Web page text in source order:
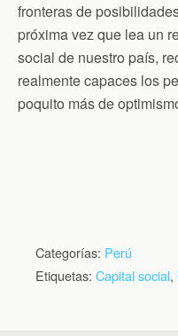
fronteras de
próxima vez que lea un
social de nuestro país,
realmente capaces los
poquito más de
Categorías: Perú
Etiquetas: Capital social,